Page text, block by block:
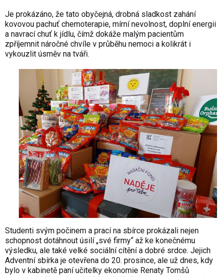
Je prokázáno, že tato obyčejná, drobná sladkost zahání
kovovou pachuť chemoterapie, mírní nevolnost, doplní energii
a navrací chuť k jídlu, čímž dokáže malým pacientům
zpříjemnit náročné chvíle v průběhu nemoci a kolikrát i
vykouzlit úsměv na tváři.
Studenti svým počinem a prací na sbírce prokázali nejen
schopnost dotáhnout úsilí „své firmy“ až ke konečnému
výsledku, ale také velké sociální cítění a dobré srdce. Jejich
Adventní sbírka je otevřena do 20. prosince, ale už dnes, kdy
bylo v kabinetě paní učitelky ekonomie Renaty Tomšů